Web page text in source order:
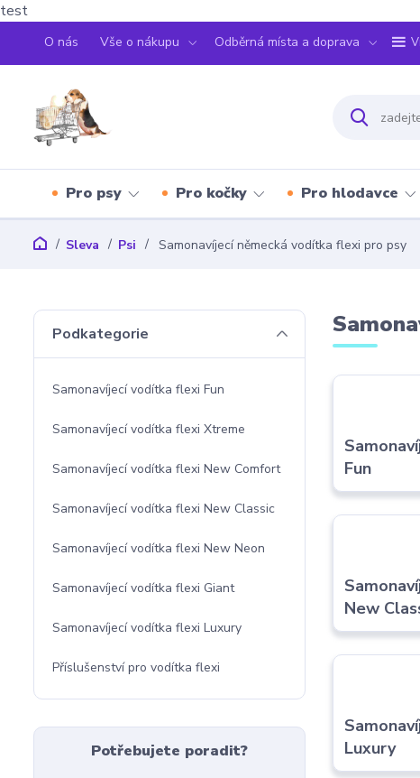
test
O nás Vše o nákupu Odběrná místa a doprava
Pro psy Pro kočky Pro hlodavce
Sleva Psi Samonavíjecí německá vodítka flexi pro psy
Fun
New
Luxury
Podkategorie
Samonavíjecí vodítka flexi Fun
Samonavíjecí vodítka flexi Xtreme
Samonavíjecí vodítka flexi New Comfort
Samonavíjecí vodítka flexi New Classic
Samonavíjecí vodítka flexi New Neon
Samonavíjecí vodítka flexi Giant
Samonavíjecí vodítka flexi Luxury
Příslušenství pro vodítka flexi
Potřebujete poradit?